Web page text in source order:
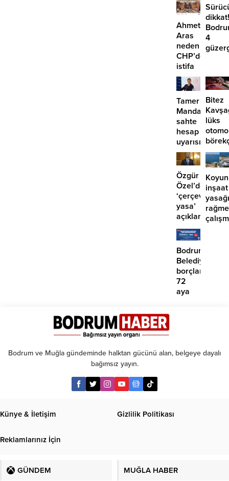
Ahmet
Aras
neden
CHP’den
istifa
etmiyor?
dikkat!
4
Tamer
sahte
hesap
uyarısı
Bitez
lüks
girdi:
2
Özgür
Özel’den
‘çerçeve
yasa’
açıklaması:
‘İmza
atma
çabamız
yok’
inşaat
Bodrum
borçlara
72
aya
Bodrum ve Muğla gündeminde halktan gücünü alan, belgeye dayalı
bağımsız yayın.
Künye & İletişim Gizlilik Politikası
Reklamlarınız İçin
GÜNDEM MUĞLA HABER